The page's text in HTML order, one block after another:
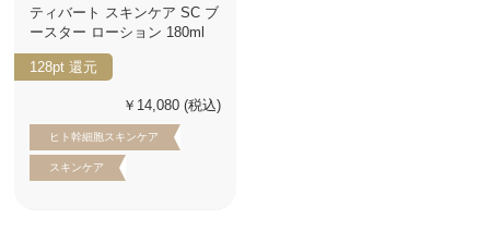
ティバート スキンケア SC ブ
ースター ローション 180ml
128pt 還元
￥14,080 (税込)
ヒト幹細胞スキンケア
スキンケア